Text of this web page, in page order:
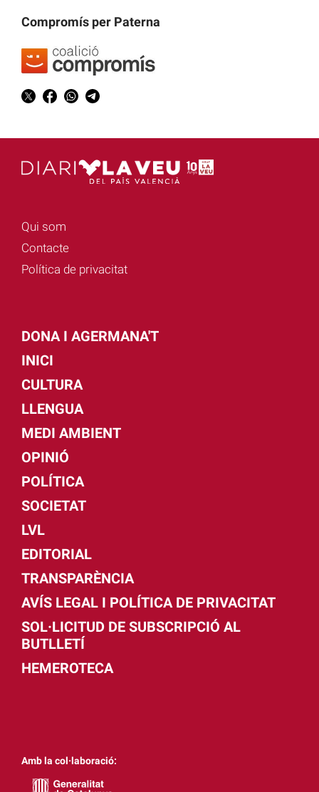
Compromís per Paterna
Qui som
Contacte
Política de privacitat
DONA I AGERMANA'T
INICI
CULTURA
LLENGUA
MEDI AMBIENT
OPINIÓ
POLÍTICA
SOCIETAT
LVL
EDITORIAL
TRANSPARÈNCIA
AVÍS LEGAL I POLÍTICA DE PRIVACITAT
SOL·LICITUD DE SUBSCRIPCIÓ AL
BUTLLETÍ
HEMEROTECA
Amb la col·laboració: